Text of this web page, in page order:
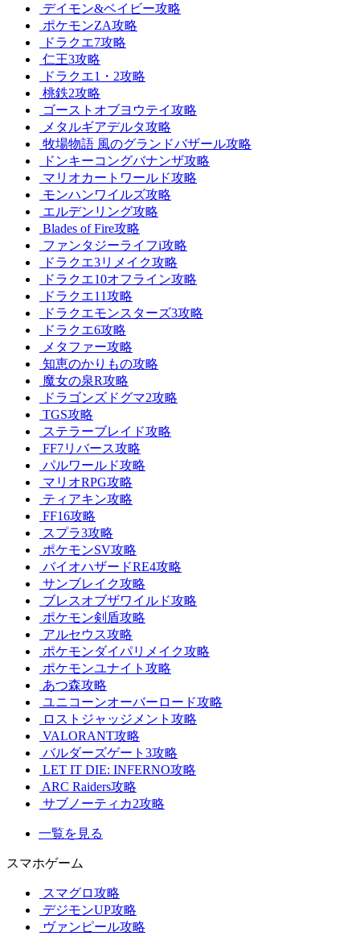
デイモン&ベイビー攻略
ポケモンZA攻略
ドラクエ7攻略
仁王3攻略
ドラクエ1・2攻略
桃鉄2攻略
ゴーストオブヨウテイ攻略
メタルギアデルタ攻略
牧場物語 風のグランドバザール攻略
ドンキーコングバナンザ攻略
マリオカートワールド攻略
モンハンワイルズ攻略
エルデンリング攻略
Blades of Fire攻略
ファンタジーライフi攻略
ドラクエ3リメイク攻略
ドラクエ10オフライン攻略
ドラクエ11攻略
ドラクエモンスターズ3攻略
ドラクエ6攻略
メタファー攻略
知恵のかりもの攻略
魔女の泉R攻略
ドラゴンズドグマ2攻略
TGS攻略
ステラーブレイド攻略
FF7リバース攻略
パルワールド攻略
マリオRPG攻略
ティアキン攻略
FF16攻略
スプラ3攻略
ポケモンSV攻略
バイオハザードRE4攻略
サンブレイク攻略
ブレスオブザワイルド攻略
ポケモン剣盾攻略
アルセウス攻略
ポケモンダイパリメイク攻略
ポケモンユナイト攻略
あつ森攻略
ユニコーンオーバーロード攻略
ロストジャッジメント攻略
VALORANT攻略
バルダーズゲート3攻略
LET IT DIE: INFERNO攻略
ARC Raiders攻略
サブノーティカ2攻略
一覧を見る
スマホゲーム
スマグロ攻略
デジモンUP攻略
ヴァンピール攻略